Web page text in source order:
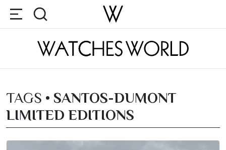
TAGS • SANTOS-DUMONT
LIMITED EDITIONS